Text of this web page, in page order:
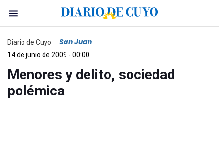
Diario de Cuyo San Juan
14 de junio de 2009 - 00:00
Menores y delito, sociedad
polémica